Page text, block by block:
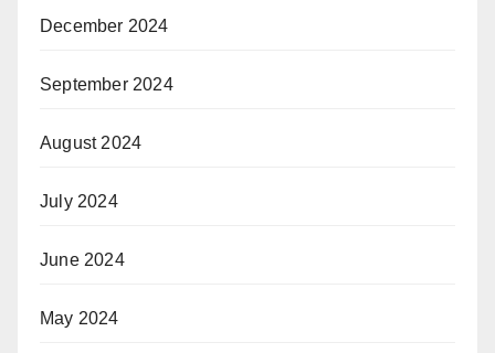
December 2024
September 2024
August 2024
July 2024
June 2024
May 2024